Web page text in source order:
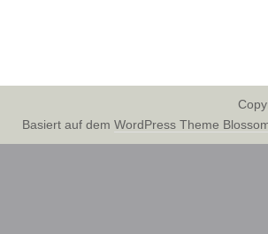
Basiert auf dem WordPress Theme